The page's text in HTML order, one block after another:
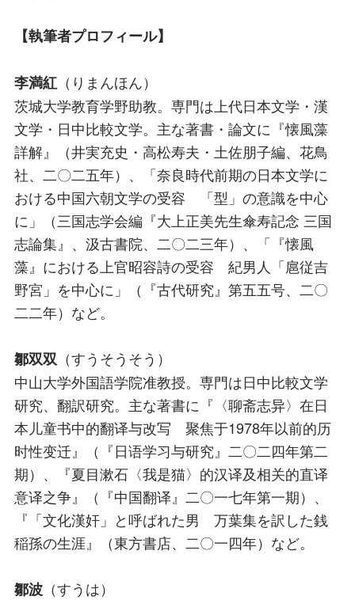
【執筆者プロフィール】
李満紅 （りまんほん）
茨城大学教育学野助教。専門は上代日本文学・漢
文学・日中比較文学。主な著書・論文に『懐風藻
詳解』（井実充史・高松寿夫・土佐朋子編、花鳥
社、二〇二五年）、「奈良時代前期の日本文学に
おける中国六朝文学の受容 「型」の意識を中心
に」（三国志学会編『大上正美先生傘寿記念 三国
志論集』、汲古書院、二〇二三年）、「『懐風
藻』における上官昭容詩の受容 紀男人「扈従吉
野宮」を中心に」（『古代研究』第五五号、二〇
二二年）など。
鄒双双 （すうそうそう）
中山大学外国語学院准教授。専門は日中比較文学
研究、翻訳研究。主な著書に『〈聊斋志异〉在日
本儿童书中的翻译与改写 聚焦于1978年以前的历
时性变迁』（『日语学习与研究』二〇二四年第二
期）、『夏目漱石〈我是猫〉的汉译及相关的直译
意译之争』（『中国翻译』二〇一七年第一期）、
『「文化漢奸」と呼ばれた男 万葉集を訳した銭
稲孫の生涯』（東方書店、二〇一四年）など。
鄒波 （すうは）